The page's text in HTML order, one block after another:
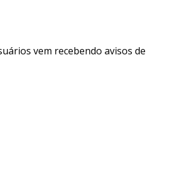
vem recebendo avisos de